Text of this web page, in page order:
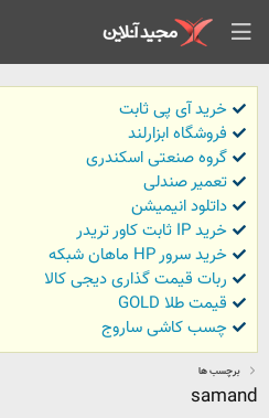
خرید آی پی ثابت
فروشگاه ابزارلند
گروه صنعتی اسکندری
تعمیر صندلی
داتلود انیمیشن
خرید IP ثابت کاور تریدر
خرید سرور HP ماهان شبکه
ربات قیمت گذاری دیجی کالا
قیمت طلا GOLD
چسب کاشی ساروج
برچسب ها
samand